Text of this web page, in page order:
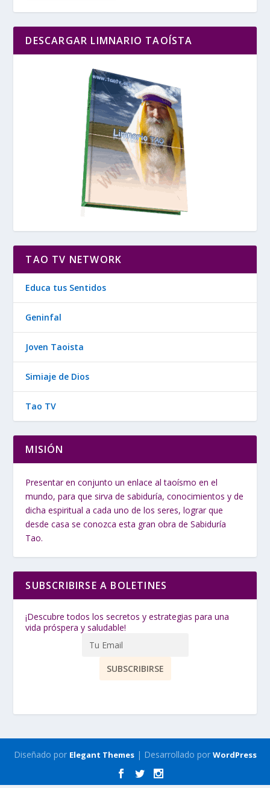
DESCARGAR LIMNARIO TAOÍSTA
TAO TV NETWORK
Educa tus Sentidos
Geninfal
Joven Taoista
Simiaje de Dios
Tao TV
MISIÓN
Presentar en conjunto un enlace al taoísmo en el
mundo, para que sirva de sabiduría, conocimientos y de
dicha espiritual a cada uno de los seres, lograr que
desde casa se conozca esta gran obra de Sabiduría
Tao.
SUBSCRIBIRSE A BOLETINES
¡Descubre todos los secretos y estrategias para una
vida próspera y saludable!
Diseñado por Elegant Themes| Desarrollado por WordPress